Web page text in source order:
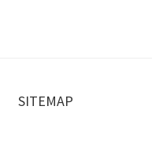
SITEMAP